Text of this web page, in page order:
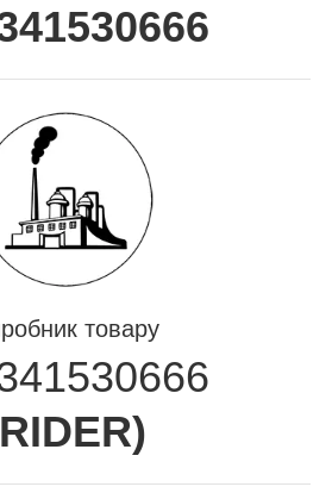
товару
RIDER)